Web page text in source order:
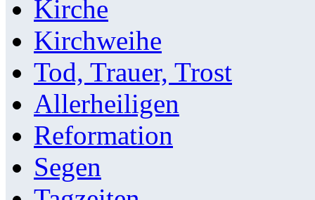
Kirche
Kirchweihe
Tod, Trauer, Trost
Allerheiligen
Reformation
Segen